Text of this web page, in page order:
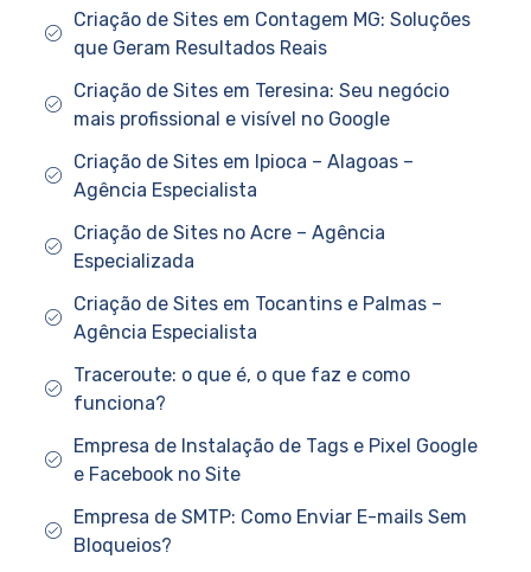
Criação de Sites em Contagem MG: Soluções
que Geram Resultados Reais
Criação de Sites em Teresina: Seu negócio
mais profissional e visível no Google
Criação de Sites em Ipioca – Alagoas –
Agência Especialista
Criação de Sites no Acre – Agência
Especializada
Criação de Sites em Tocantins e Palmas –
Agência Especialista
Traceroute: o que é, o que faz e como
funciona?
Empresa de Instalação de Tags e Pixel Google
e Facebook no Site
Empresa de SMTP: Como Enviar E-mails Sem
Bloqueios?